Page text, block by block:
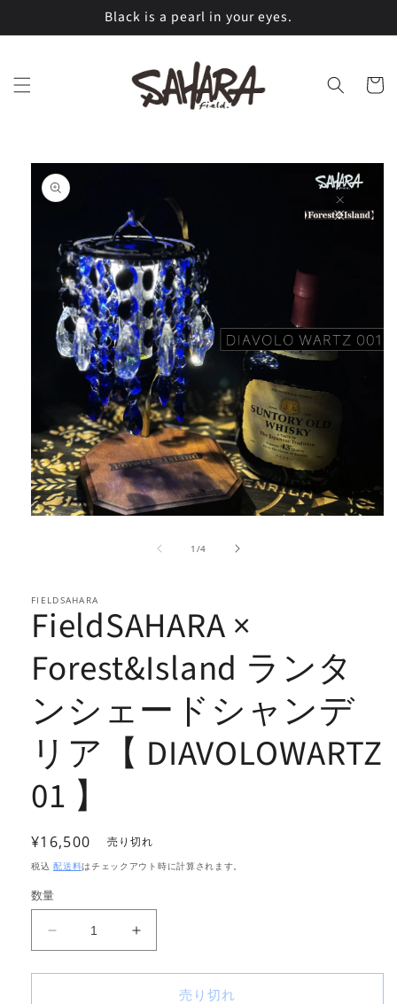
進む
Black is a pearl in your eyes.
ー
商品情
報にス
キップ
メ
デ
ィ
(1)
を
1 /の
4
FIELDSAHARA
FieldSAHARA ×
Forest&Island ランタ
ンシェードシャンデ
リア【 DIAVOLOWARTZ
01 】
通
常
格
¥16,500 売り切れ
税込配送料はチェックアウト時に計算されます。
数量
FieldSAHARA
×
Forest&amp;Island
FieldSAHARA
×
Forest&amp;Island
売り切れ